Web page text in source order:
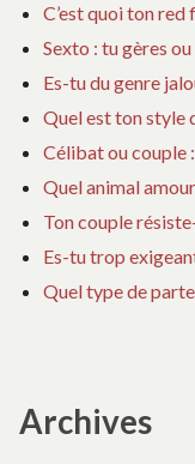
C’est quoi ton red
Sexto : tu gères
Es-tu du genre
Quel est ton style
Célibat ou couple
Quel animal
Ton couple
Es-tu trop
Quel type de
Archives